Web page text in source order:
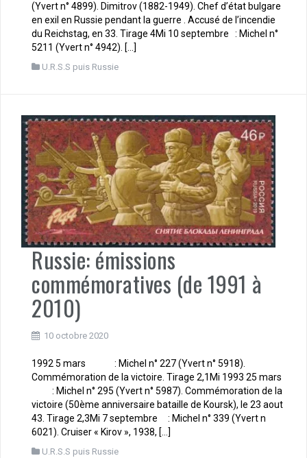
(Yvert n° 4899). Dimitrov (1882-1949). Chef d’état bulgare
en exil en Russie pendant la guerre . Accusé de l’incendie
du Reichstag, en 33. Tirage 4Mi 10 septembre : Michel n°
5211 (Yvert n° 4942). […]
U.R.S.S puis Russie
Russie: émissions
commémoratives (de 1991 à
2010)
10 octobre 2020
1992 5 mars : Michel n° 227 (Yvert n° 5918).
Commémoration de la victoire. Tirage 2,1Mi 1993 25 mars
: Michel n° 295 (Yvert n° 5987). Commémoration de la
victoire (50ème anniversaire bataille de Koursk), le 23 aout
43. Tirage 2,3Mi 7 septembre : Michel n° 339 (Yvert n
6021). Cruiser « Kirov », 1938, […]
U.R.S.S puis Russie